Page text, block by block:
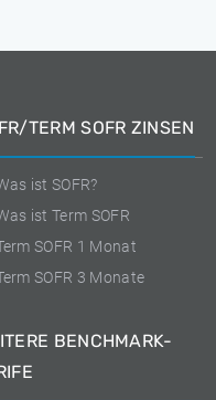
TERM SOFR ZINSEN
ist SOFR?
ist Term SOFR
SOFR 1 Monat
SOFR 3 Monate
BENCHMARK-